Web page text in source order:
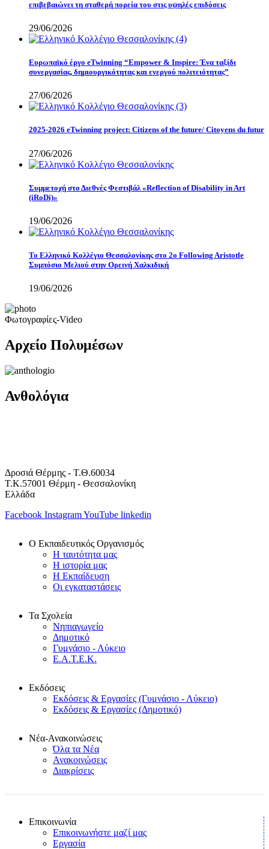
επιβεβαιώνει τη σταθερή πορεία του στις υψηλές επιδόσεις
29/06/2026
Eυρωπαϊκό έργο eTwinning “Empower & Inspire: Ένα ταξίδι
συνεργασίας, δημιουργικότητας και ενεργού πολιτειότητας”
27/06/2026
2025-2026 eTwinning project: Citizens of the future/ Citoyens du futur
27/06/2026
Συμμετοχή στο Διεθνές Φεστιβάλ «Reflection of Disability in Art
(iRoDi)»
19/06/2026
Το Ελληνικό Κολλέγιο Θεσσαλονίκης στο 2ο Following Aristotle
Συμπόσιο Μελιού στην Ορεινή Χαλκιδική
19/06/2026
Φωτογραφίες-Video
Αρχείο Πολυμέσων
Ανθολόγια
Δροσιά Θέρμης - Τ.Θ.60034
Τ.Κ.57001 Θέρμη - Θεσσαλονίκη
Ελλάδα
Facebook InstagramYouTube linkedin
Ο Εκπαιδευτικός Οργανισμός
Η ταυτότητα μας
Η ιστορία μας
Η Εκπαίδευση
Οι εγκαταστάσεις
Τα Σχολεία
Νηπιαγωγείο
Δημοτικό
Γυμνάσιο - Λύκειο
Ε.Α.Τ.Ε.Κ.
Εκδόσεις
Εκδόσεις & Εργασίες (Γυμνάσιο - Λύκειο)
Εκδόσεις & Εργασίες (Δημοτικό)
Νέα-Ανακοινώσεις
Όλα τα Νέα
Ανακοινώσεις
Διακρίσεις
Επικοινωνία
Επικοινωνήστε μαζί μας
Εργασία